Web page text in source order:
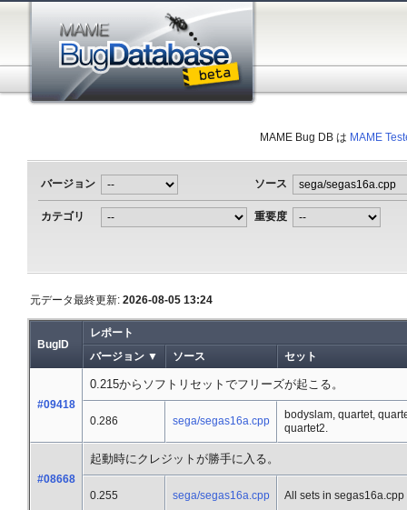
MAME Bug DB は MAME
バージョン ソース
カテゴリ 重要度
元データ最終更新: 2026-08-05 13:24
BugID
レポート
バージョン ▼
ソース セット
#09418
0.215からソフトリセットでフリーズが起こる。
0.286 sega/segas16a.cpp
bodyslam, quartet,
quartet2.
#08668
起動時にクレジットが勝手に入る。
0.255 sega/segas16a.cpp All sets in segas16a.cpp